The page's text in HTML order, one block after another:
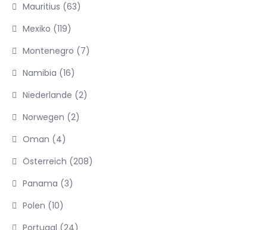
Mauritius (63)
Mexiko (119)
Montenegro (7)
Namibia (16)
Niederlande (2)
Norwegen (2)
Oman (4)
Österreich (208)
Panama (3)
Polen (10)
Portugal (24)